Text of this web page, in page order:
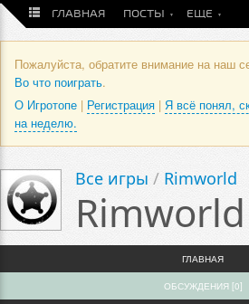
ГЛАВНАЯ ПОСТЫ ЕЩЕ
Пожалуйста, обратите внимание на наш
Во что поиграть.
О Игротопе | Регистрация | Я всё понял,
на неделю.
Все игры / Rimworld
Rimworld
ГЛАВНАЯ
ОБСУЖДЕНИЯ [0]